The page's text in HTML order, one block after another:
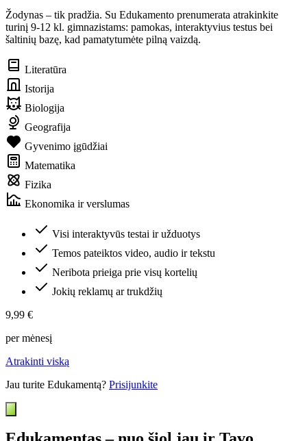
Žodynas – tik pradžia. Su Edukamento prenumerata atrakinkite
turinį 9-12 kl. gimnazistams: pamokas, interaktyvius testus bei
šaltinių bazę, kad pamatytumėte pilną vaizdą.
Literatūra
Istorija
Biologija
Geografija
Gyvenimo įgūdžiai
Matematika
Fizika
Ekonomika ir verslumas
Visi interaktyvūs testai ir užduotys
Temos pateiktos video, audio ir tekstu
Neribota prieiga prie visų kortelių
Jokių reklamų ar trukdžių
9,99 €
per mėnesį
Atrakinti viską
Jau turite Edukamentą? Prisijunkite